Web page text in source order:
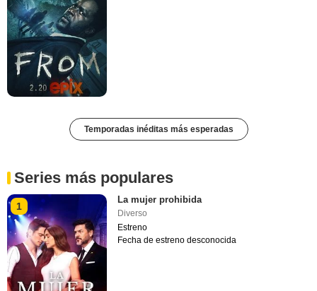
Temporadas inéditas más esperadas
Series más populares
1
La mujer prohibida
Diverso
Estreno
Fecha de estreno desconocida